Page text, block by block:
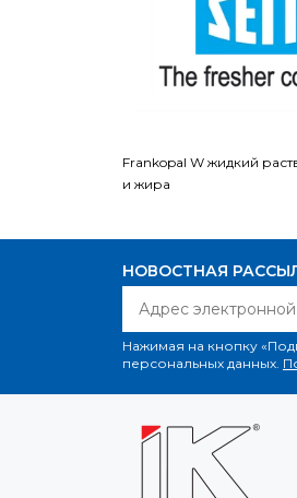
Frankopal W жидкий
и жира
НОВОСТНАЯ
Нажимая на кнопку
персональных данных.